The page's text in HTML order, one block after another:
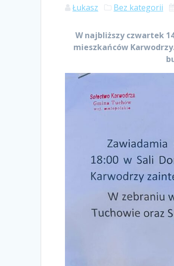
Łukasz Bez kategorii
W najbliższy czwartek
mieszkańców